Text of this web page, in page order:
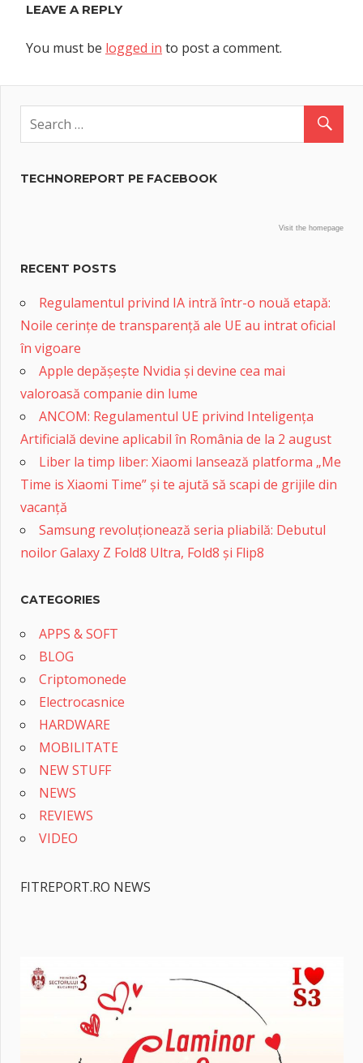
LEAVE A REPLY
You must be logged in to post a comment.
TECHNOREPORT PE FACEBOOK
Visit the homepage
RECENT POSTS
Regulamentul privind IA intră într-o nouă etapă:
Noile cerințe de transparență ale UE au intrat oficial
în vigoare
Apple depășește Nvidia și devine cea mai
valoroasă companie din lume
ANCOM: Regulamentul UE privind Inteligența
Artificială devine aplicabil în România de la 2 august
Liber la timp liber: Xiaomi lansează platforma „Me
Time is Xiaomi Time” și te ajută să scapi de grijile din
vacanță
Samsung revoluționează seria pliabilă: Debutul
noilor Galaxy Z Fold8 Ultra, Fold8 și Flip8
CATEGORIES
APPS & SOFT
BLOG
Criptomonede
Electrocasnice
HARDWARE
MOBILITATE
NEW STUFF
NEWS
REVIEWS
VIDEO
FITREPORT.RO NEWS